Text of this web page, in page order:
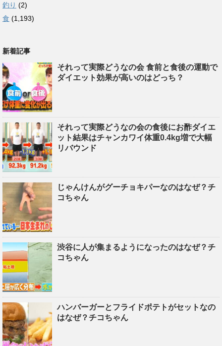
釣り (2)
食 (1,193)
新着記事
それって実際どうなの会 食前と食後の運動で
ダイエット効果が高いのはどっち？
それって実際どうなの会の食後にお酢ダイエ
ット結果はチャンカワイ体重0.4kg増で大幅
リバウンド
じゃんけんがグーチョキパーなのはなぜ？チ
コちゃん
渋谷に人が集まるようになったのはなぜ？チ
コちゃん
ハンバーガーとフライドポテトがセットなの
はなぜ？チコちゃん